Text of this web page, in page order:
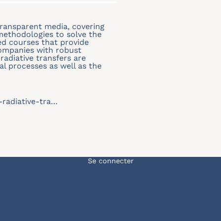
media, covering
to solve the
courses that provide
with robust
transfers are
processes as well as the
radiative-tra…
Menu du compte de
Se connecter